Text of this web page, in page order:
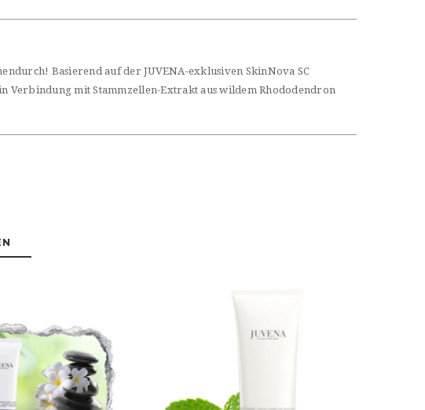
Basierend auf der JUVENA-exklusiven SkinNova SC
Verbindung mit Stammzellen-Extrakt aus wildem Rhododendron